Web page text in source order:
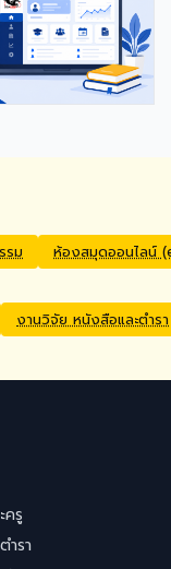
รม ห้องสมุดออนไลน์
งานวิจัย หนังสือและตำรา
รู
ำรา